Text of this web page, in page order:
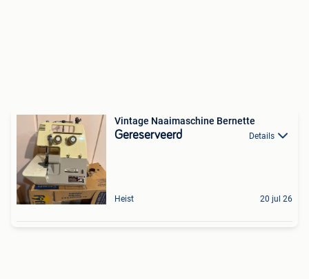
Vintage Naaimaschine Bernette
Gereserveerd Details
Heist 20 jul 26